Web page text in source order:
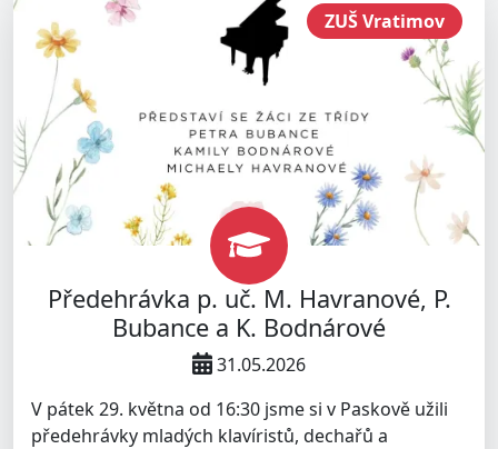
Předehrávka p. uč. M. Havranové, P.
Bubance a K. Bodnárové
31.05.2026
V pátek 29. května od 16:30 jsme si v Paskově užili
předehrávky mladých klavíristů, dechařů a
ZUŠ Vratimov